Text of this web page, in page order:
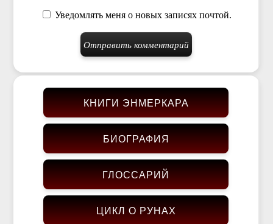
Уведомлять меня о новых записях почтой.
КНИГИ ЭНМЕРКАРА
БИОГРАФИЯ
ГЛОССАРИЙ
ЦИКЛ О РУНАХ